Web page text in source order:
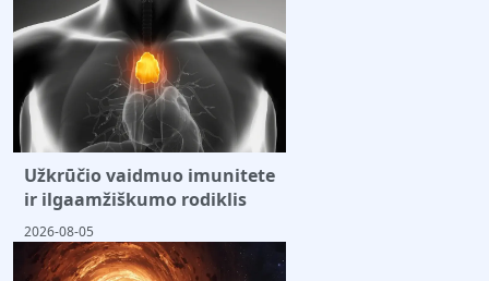
Užkrūčio vaidmuo imunitete
ir ilgaamžiškumo rodiklis
2026-08-05